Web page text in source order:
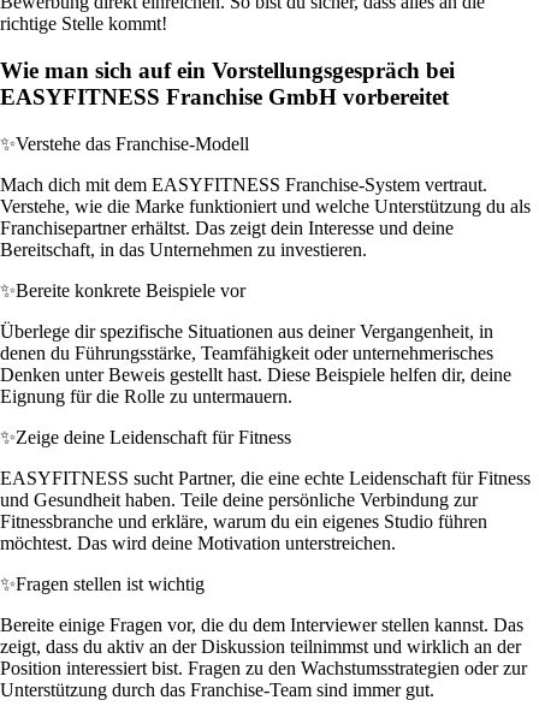
richtige Stelle kommt!
Wie man sich auf ein Vorstellungsgespräch bei
EASYFITNESS Franchise GmbH vorbereitet
✨Verstehe das Franchise-Modell
Mach dich mit dem EASYFITNESS Franchise-System vertraut.
Verstehe, wie die Marke funktioniert und welche Unterstützung du als
Franchisepartner erhältst. Das zeigt dein Interesse und deine
Bereitschaft, in das Unternehmen zu investieren.
✨Bereite konkrete Beispiele vor
Überlege dir spezifische Situationen aus deiner Vergangenheit, in
denen du Führungsstärke, Teamfähigkeit oder unternehmerisches
Denken unter Beweis gestellt hast. Diese Beispiele helfen dir, deine
Eignung für die Rolle zu untermauern.
✨Zeige deine Leidenschaft für Fitness
EASYFITNESS sucht Partner, die eine echte Leidenschaft für Fitness
und Gesundheit haben. Teile deine persönliche Verbindung zur
Fitnessbranche und erkläre, warum du ein eigenes Studio führen
möchtest. Das wird deine Motivation unterstreichen.
✨Fragen stellen ist wichtig
Bereite einige Fragen vor, die du dem Interviewer stellen kannst. Das
zeigt, dass du aktiv an der Diskussion teilnimmst und wirklich an der
Position interessiert bist. Fragen zu den Wachstumsstrategien oder zur
Unterstützung durch das Franchise-Team sind immer gut.